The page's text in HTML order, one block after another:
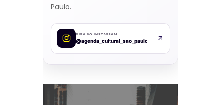
Paulo.
SIGA NO INSTAGRAM
@agenda_cultural_sao_paulo